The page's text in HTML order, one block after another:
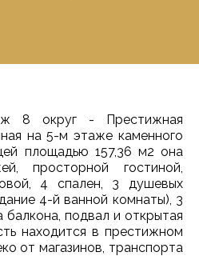
8 округ - Престижная
на 5-м этаже каменного
площадью 157,36 м2 она
просторной гостиной,
4 спален, 3 душевых
4-й ванной комнаты), 3
подвал и открытая
находится в престижном
от магазинов, транспорта